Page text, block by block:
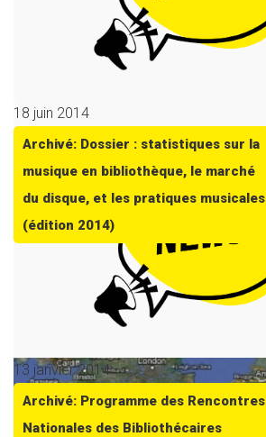
18 juin 2014
Archivé: Dossier : statistiques sur la
musique en bibliothèque, le marché
du disque, et les pratiques musicales
(édition 2014)
13 janvier 2014
Archivé: Programme des Rencontres
Nationales des Bibliothécaires